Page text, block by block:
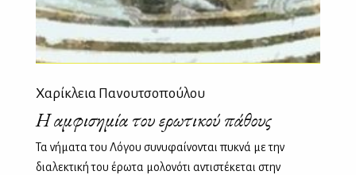
Χαρίκλεια Πανουτσοπούλου
Η αμφισημία του ερωτικού πάθους
Τα νήματα του Λόγου συνυφαίνονται πυκνά με την
διαλεκτική του έρωτα μολονότι αντιστέκεται στην